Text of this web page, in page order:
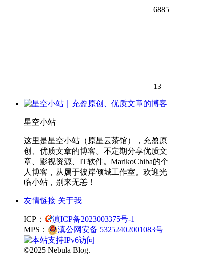
6885
13
星空小站
这里是星空小站（原星云茶馆），充盈原
创、优质文章的博客。不定期分享优质文
章、影视资源、IT软件。MarikoChiba的个
人博客，从属于彼岸倾城工作室。欢迎光
临小站，别来无恙！
友情链接 关于我
ICP：
滇ICP备2023003375号-1
MPS：
滇公网安备 53252402001083号
©2025 Nebula Blog.